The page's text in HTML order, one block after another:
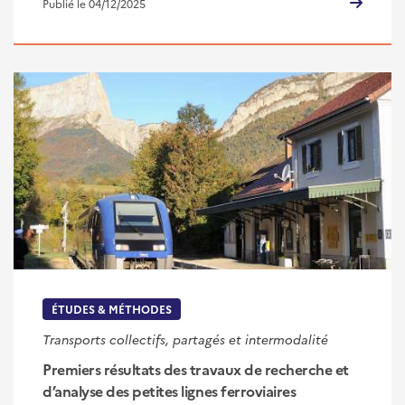
Publié le 04/12/2025
ÉTUDES & MÉTHODES
Transports collectifs, partagés et intermodalité
Premiers résultats des travaux de recherche et
d’analyse des petites lignes ferroviaires